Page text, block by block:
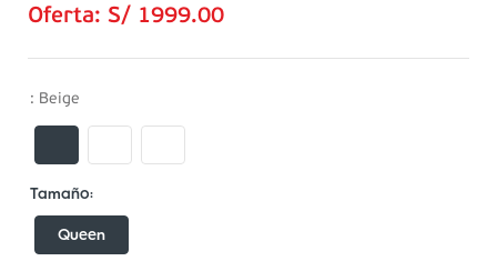
Oferta: S/ 1999.00
: Beige
Queen